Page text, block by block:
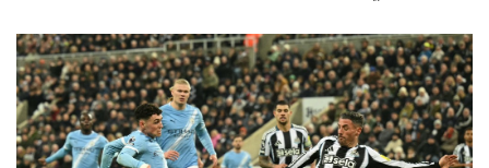
ตาราง เรียกได้ว่าแฟนบอลต้องไม่พลาดแม้แต่นาทีเดียว โดย
Monomax พร้อมถ่ายทอดสดครบทุกคู่และบางคู่ผ่านหน้าจอ ช่อง
MONO29